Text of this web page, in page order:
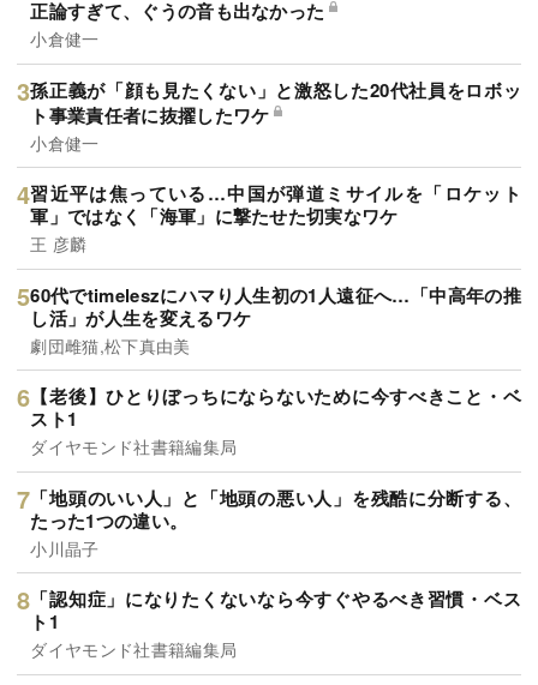
正論すぎて、ぐうの音も出なかった
小倉健一
孫正義が「顔も見たくない」と激怒した20代社員をロボッ
ト事業責任者に抜擢したワケ
小倉健一
習近平は焦っている…中国が弾道ミサイルを「ロケット
軍」ではなく「海軍」に撃たせた切実なワケ
王 彦麟
60代でtimeleszにハマり人生初の1人遠征へ…「中高年の推
し活」が人生を変えるワケ
劇団雌猫,松下真由美
【老後】ひとりぼっちにならないために今すべきこと・ベ
スト1
ダイヤモンド社書籍編集局
「地頭のいい人」と「地頭の悪い人」を残酷に分断する、
たった1つの違い。
小川晶子
「認知症」になりたくないなら今すぐやるべき習慣・ベス
ト1
ダイヤモンド社書籍編集局